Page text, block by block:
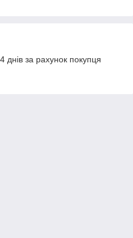
за рахунок покупця